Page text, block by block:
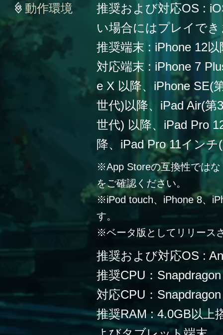
動作環境
推奨および対応OS :
い場合にはプレイで
推奨端末 : iPhone 12以
対応端末 : iPhone 7
e X 以降、iPhone SE(
世代)以降、iPad Air(第
世代) 以降、iPad Pro
降、iPad Pro 11イン
※App Storeの互換性では
をご確認ください。
※iPod touch、iPhone 8、
す。
※ベータ版としてリリース
推奨および対応OS :
推奨CPU：
対応CPU：
推奨RAM : 4.0GB以上